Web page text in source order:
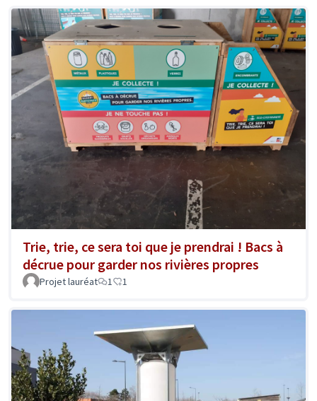
Trie, trie, ce sera toi que je prendrai ! Bacs à
décrue pour garder nos rivières propres
Projet lauréat 1 1